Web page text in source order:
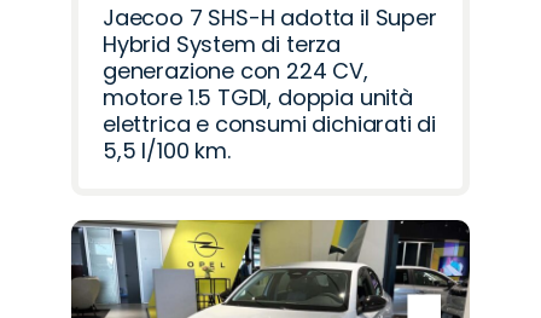
Jaecoo 7 SHS-H adotta il Super
Hybrid System di terza
generazione con 224 CV,
motore 1.5 TGDI, doppia unità
elettrica e consumi dichiarati di
5,5 l/100 km.